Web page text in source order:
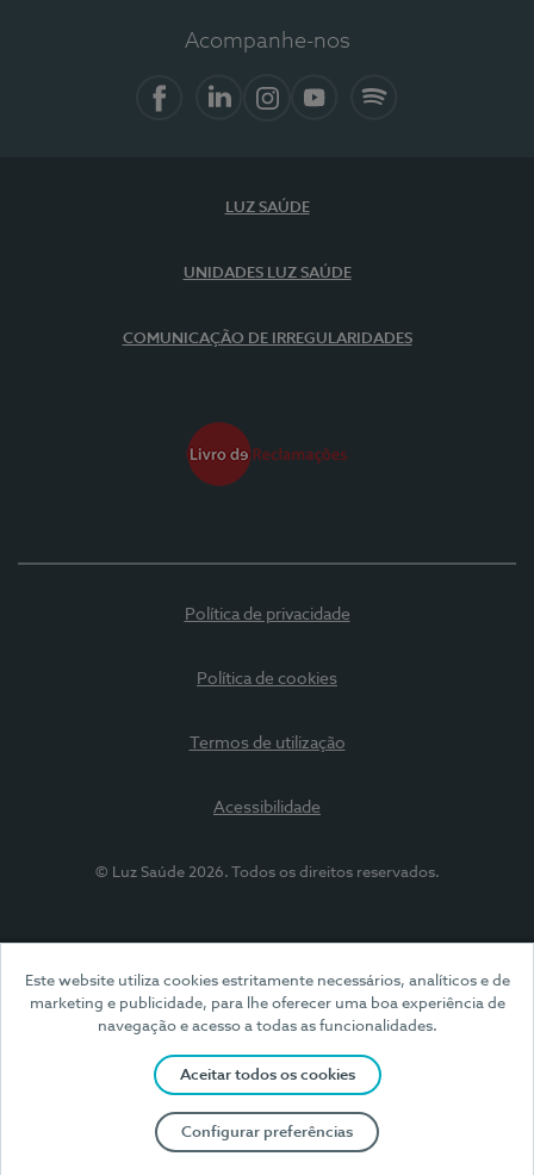
Este website utiliza cookies estritamente necessários, analíticos e de
marketing e publicidade, para lhe oferecer uma boa experiência de
navegação e acesso a todas as funcionalidades.
Aceitar todos os cookies
Configurar preferências
Acompanhe-nos
LUZ SAÚDE
UNIDADES LUZ SAÚDE
COMUNICAÇÃO DE IRREGULARIDADES
Política de privacidade
Política de cookies
Termos de utilização
Acessibilidade
© Luz Saúde 2026. Todos os direitos reservados.